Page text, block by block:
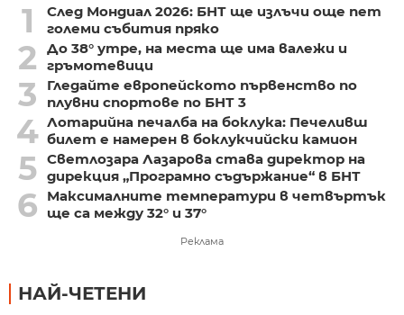
1
След Мондиал 2026: БНТ ще излъчи още пет
големи събития пряко
2
До 38° утре, на места ще има валежи и
гръмотевици
3
Гледайте европейското първенство по
плувни спортове по БНТ 3
4 Лотарийна печалба на боклука: Печеливш
билет е намерен в боклукчийски камион
5 Светлозара Лазарова става директор на
дирекция „Програмно съдържание“ в БНТ
6
Максималните температури в четвъртък
ще са между 32° и 37°
Реклама
НАЙ-ЧЕТЕНИ